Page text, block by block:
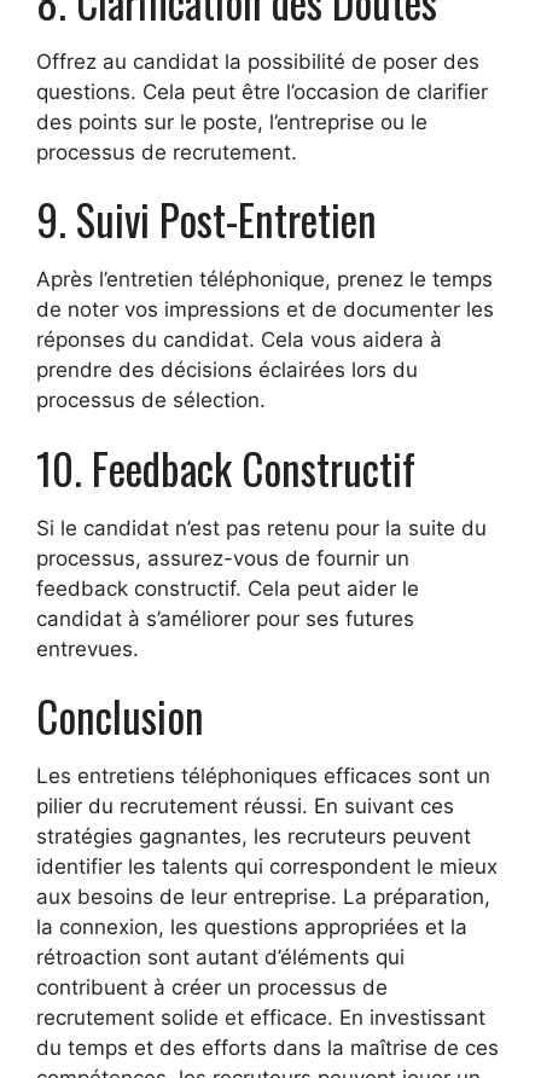
Offrez au candidat la possibilité de poser des
questions. Cela peut être l’occasion de clarifier
des points sur le poste, l’entreprise ou le
processus de recrutement.
9. Suivi Post-Entretien
Après l’entretien téléphonique, prenez le temps
de noter vos impressions et de documenter les
réponses du candidat. Cela vous aidera à
prendre des décisions éclairées lors du
processus de sélection.
10. Feedback Constructif
Si le candidat n’est pas retenu pour la suite du
processus, assurez-vous de fournir un
feedback constructif. Cela peut aider le
candidat à s’améliorer pour ses futures
entrevues.
Conclusion
Les entretiens téléphoniques efficaces sont un
pilier du recrutement réussi. En suivant ces
stratégies gagnantes, les recruteurs peuvent
identifier les talents qui correspondent le mieux
aux besoins de leur entreprise. La préparation,
la connexion, les questions appropriées et la
rétroaction sont autant d’éléments qui
contribuent à créer un processus de
recrutement solide et efficace. En investissant
du temps et des efforts dans la maîtrise de ces